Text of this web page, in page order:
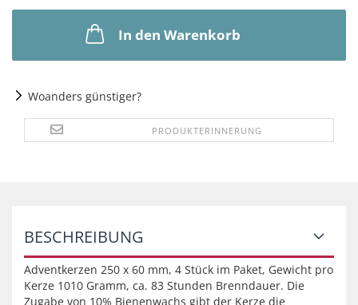
In den Warenkorb
Woanders günstiger?
PRODUKTERINNERUNG
BESCHREIBUNG
Adventkerzen 250 x 60 mm, 4 Stück im Paket, Gewicht pro
Kerze 1010 Gramm, ca. 83 Stunden Brenndauer. Die
Zugabe von 10% Bienenwachs gibt der Kerze die